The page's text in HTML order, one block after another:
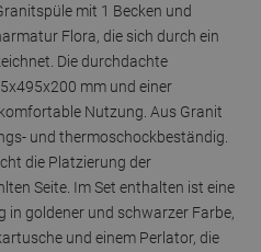
mit 1 Becken und
Flora, die sich durch ein
Die durchdachte
mm und einer
Nutzung. Aus Granit
und thermoschockbeständig.
die Platzierung der
Seite. Im Set enthalten ist eine
goldener und schwarzer Farbe,
und einem Perlator, die